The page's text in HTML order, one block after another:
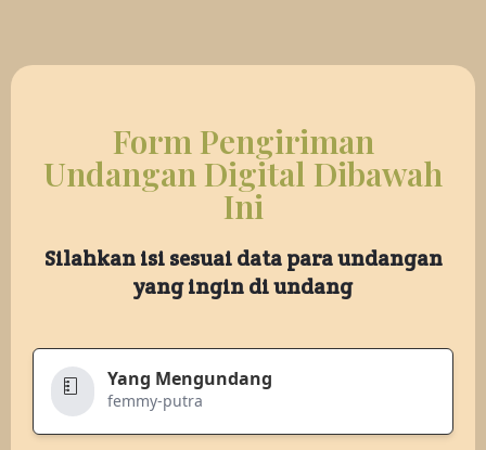
Form Pengiriman
Undangan Digital Dibawah
Ini
Silahkan isi sesuai data para undangan
yang ingin di undang
Yang Mengundang
femmy-putra